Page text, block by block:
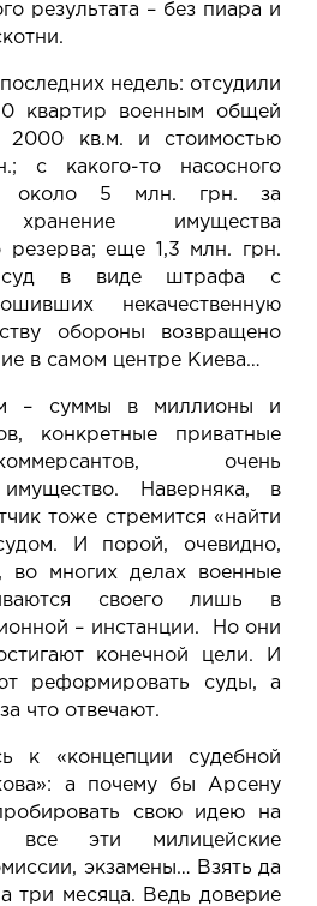
результата – без пиара и
недель: отсудили
квартир военным общей
кв.м. и стоимостью
с какого-то насосного
около 5 млн. грн. за
хранение имущества
резерва; еще 1,3 млн. грн.
суд в виде штрафа с
некачественную
обороны возвращено
в самом центре Киева…
– суммы в миллионы и
конкретные приватные
очень
имущество. Наверняка, в
тоже стремится «найти
И порой, очевидно,
во многих делах военные
своего лишь в
– инстанции. Но они
конечной цели. И
реформировать суды, а
что отвечают.
к «концепции судебной
а почему бы Арсену
свою идею на
эти милицейские
экзамены… Взять да
три месяца. Ведь доверие